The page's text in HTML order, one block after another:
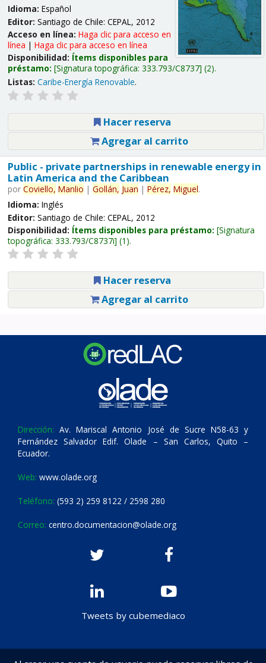
Idioma: Español
Editor: Santiago de Chile: CEPAL, 2012
Acceso en línea: Haga clic para acceso en
línea | Haga clic para acceso en línea
Disponibilidad: Ítems disponibles para
préstamo: Signatura topográfica: 333.793/C8737 (2).
Listas: Caribe-Energía Renovable.
Hacer reserva
Agregar al carrito
Public - private partnerships in renewable energy in
Latin America and the Caribbean
por Coviello, Manlio | Gollán, Juan | Pérez, Miguel.
Idioma: Inglés
Editor: Santiago de Chile: CEPAL, 2012
Disponibilidad: Ítems disponibles para préstamo: Signatura
topográfica: 333.793/C8737i (1).
Hacer reserva
Agregar al carrito
Dirección: Av. Mariscal Antonio José de Sucre N58-63 y
Fernández Salvador Edif. Olade – San Carlos, Quito –
Ecuador.
Web: www.olade.org
Teléfono: (593 2) 259 8122 / 2598 280
Correo: centro.documentacion@olade.org
Tweets by cubemediaco